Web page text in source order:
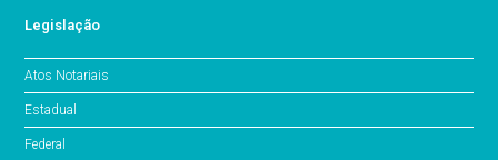
Legislação
Atos Notariais
Estadual
Federal